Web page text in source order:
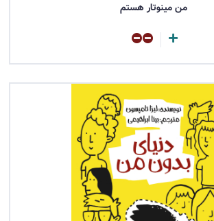
من مینوتار هستم
مشاهده کتاب